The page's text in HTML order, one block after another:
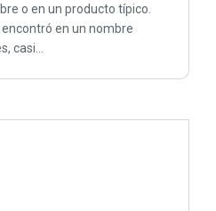
o en un producto típico.
en un nombre
casi…